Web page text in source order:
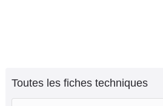
Toutes les fiches techniques